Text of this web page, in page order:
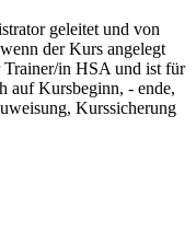
geleitet und von
der Kurs angelegt
in HSA und ist für
auf Kursbeginn, - ende,
Kurssicherung